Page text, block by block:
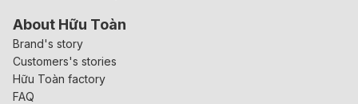
About Hữu Toàn
Brand's story
Customers's stories
Hữu Toàn factory
FAQ